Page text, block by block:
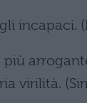
incapaci.
virilità.